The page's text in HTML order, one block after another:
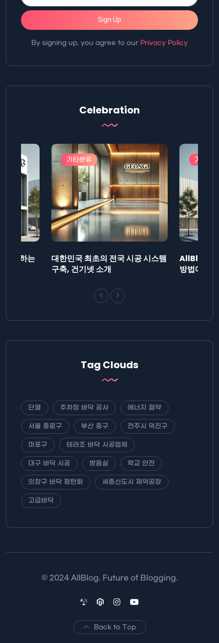
Sign Up
By signing up, you agree to our Privacy Policy
Celebration
제출하는
기타분류
대한민국 최초의 전국 시공 시스템
구축, 건기넷 소개
기타분
AllBlog에
방법에 대
Tag Clouds
단열 주차장 바닥 공사 에너지 절약
서울 종로구 부산 중구 전주시 덕진구
마포구 테라조 바닥 시공업체
대구 바닥 시공 방음실 학교 안전
의창구 바닥 평탄화 세종신도시 제약공장
고급바닥
© 2024 AllBlog. Future of Blogging.
Back to Top